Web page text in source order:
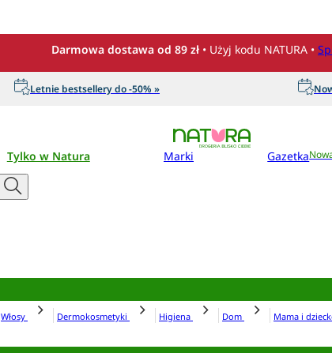
Darmowa dostawa od 89 zł • Użyj kodu NATURA •
Letnie bestsellery do -50% »
Tylko w Natura Marki Gazetka
Włosy Dermokosmetyki Higiena Dom Mama i